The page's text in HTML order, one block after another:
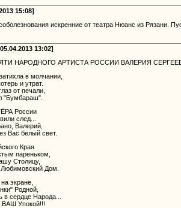
15:08]
искренние от театра Нюанс из Рязани.
13:02]
НАРОДНОГО АРТИСТА РОССИИ ВАЛЕРИЯ
в молчании,
и утрат.
от печали,
"Бумбараш".
России
след...
Валерий,
Вас белый свет.
Края
пареньком,
Столицу,
Любимовский Дом.
экране,
Родной,
в сердце Народа...
ВАШ Упокой!!!